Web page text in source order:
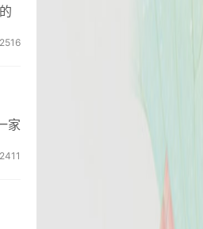
2516
家
2411